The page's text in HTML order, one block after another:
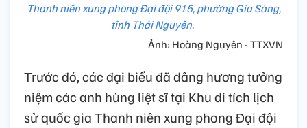
Thanh niên xung phong Đại đội 915, phường Gia Sàng,
tỉnh Thái Nguyên.
Ảnh: Hoàng Nguyên - TTXVN
Trước đó, các đại biểu đã dâng hương tưởng
niệm các anh hùng liệt sĩ tại Khu di tích lịch
sử quốc gia Thanh niên xung phong Đại đội